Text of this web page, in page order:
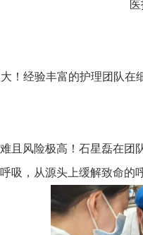
！经验丰富的护理团队
且风险极高！石星磊在
吸，从源头上缓解致命的